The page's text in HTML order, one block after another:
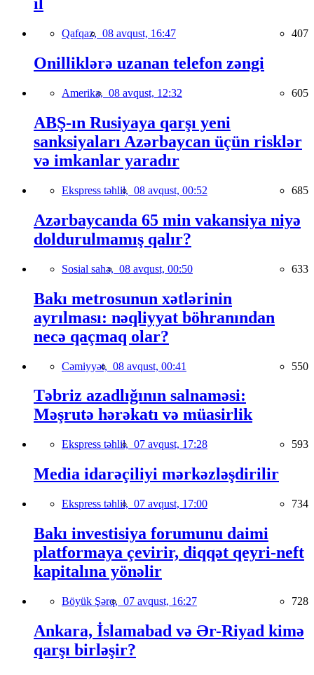
il
Qafqaz, 08 avqust, 16:47 407
Onilliklərə uzanan telefon zəngi
Amerika, 08 avqust, 12:32 605
ABŞ-ın Rusiyaya qarşı yeni
sanksiyaları Azərbaycan üçün risklər
və imkanlar yaradır
Ekspress təhlil, 08 avqust, 00:52 685
Azərbaycanda 65 min vakansiya niyə
doldurulmamış qalır?
Sosial sahə, 08 avqust, 00:50 633
Bakı metrosunun xətlərinin
ayrılması: nəqliyyat böhranından
necə qaçmaq olar?
Cəmiyyət, 08 avqust, 00:41 550
Təbriz azadlığının salnaməsi:
Məşrutə hərəkatı və müasirlik
Ekspress təhlil, 07 avqust, 17:28 593
Media idarəçiliyi mərkəzləşdirilir
Ekspress təhlil, 07 avqust, 17:00 734
Bakı investisiya forumunu daimi
platformaya çevirir, diqqət qeyri-neft
kapitalına yönəlir
Böyük Şərq, 07 avqust, 16:27 728
Ankara, İslamabad və Ər-Riyad kimə
qarşı birləşir?